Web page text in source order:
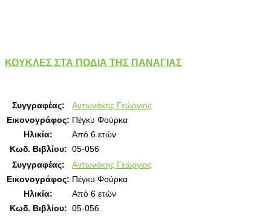
ΚΟΥΚΛΕΣ ΣΤΑ ΠΟΔΙΑ ΤΗΣ ΠΑΝΑΓΙΑΣ
Συγγραφέας:
Αντωνάκης Γεώργιος
Εικονογράφος: Πέγκυ Φούρκα
Ηλικία:
Από 6 ετών
Κωδ. Βιβλίου: 05-056
Συγγραφέας:
Αντωνάκης Γεώργιος
Εικονογράφος: Πέγκυ Φούρκα
Ηλικία:
Από 6 ετών
Κωδ. Βιβλίου: 05-056